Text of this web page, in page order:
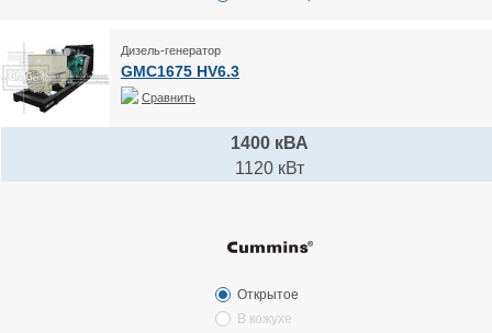
Дизель-генератор
GMC1675 HV6.3
Сравнить
1400 кВА
1120 кВт
Открытое
В кожухе